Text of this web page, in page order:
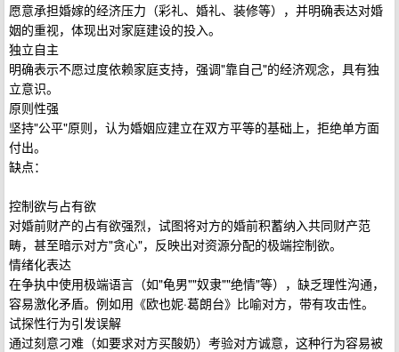
愿意承担婚嫁的经济压力（彩礼、婚礼、装修等），并明确表达对婚
姻的重视，体现出对家庭建设的投入。
独立自主
明确表示不愿过度依赖家庭支持，强调"靠自己"的经济观念，具有独
立意识。
原则性强
坚持"公平"原则，认为婚姻应建立在双方平等的基础上，拒绝单方面
付出。
缺点：
控制欲与占有欲
对婚前财产的占有欲强烈，试图将对方的婚前积蓄纳入共同财产范
畴，甚至暗示对方"贪心"，反映出对资源分配的极端控制欲。
情绪化表达
在争执中使用极端语言（如"龟男""奴隶""绝情"等），缺乏理性沟通，
容易激化矛盾。例如用《欧也妮·葛朗台》比喻对方，带有攻击性。
试探性行为引发误解
通过刻意刁难（如要求对方买酸奶）考验对方诚意，这种行为容易被